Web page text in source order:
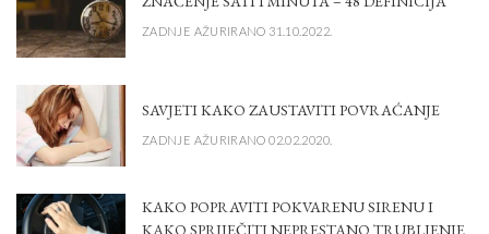
ZADNJE AŽURIRANO 31.10.2022.
SAVJETI KAKO ZAUSTAVITI POVRAĆANJE
ZADNJE AŽURIRANO 02.02.2020.
KAKO POPRAVITI POKVARENU SIRENU I
KAKO SPRIJEČITI NEPRESTANO TRUBLJENJE